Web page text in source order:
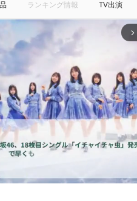
ランキング情報 TV出演
arrow_forward_ios